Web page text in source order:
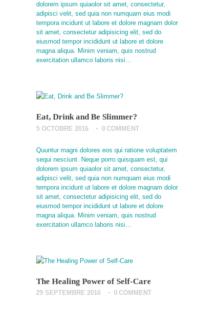
dolorem ipsum quiaolor sit amet, consectetur,
adipisci velit, sed quia non numquam eius modi
tempora incidunt ut labore et dolore magnam dolor
sit amet, consectetur adipisicing elit, sed do
eiusmod tempor incididunt ut labore et dolore
magna aliqua. Minim veniam, quis nostrud
exercitation ullamco laboris nisi…
Eat, Drink and Be Slimmer?
5 OCTOBRE 2016 0 COMMENT
Quuntur magni dolores eos qui ratione voluptatem
sequi nesciunt. Neque porro quisquam est, qui
dolorem ipsum quiaolor sit amet, consectetur,
adipisci velit, sed quia non numquam eius modi
tempora incidunt ut labore et dolore magnam dolor
sit amet, consectetur adipisicing elit, sed do
eiusmod tempor incididunt ut labore et dolore
magna aliqua. Minim veniam, quis nostrud
exercitation ullamco laboris nisi…
The Healing Power of Self-Care
29 SEPTEMBRE 2016 0 COMMENT